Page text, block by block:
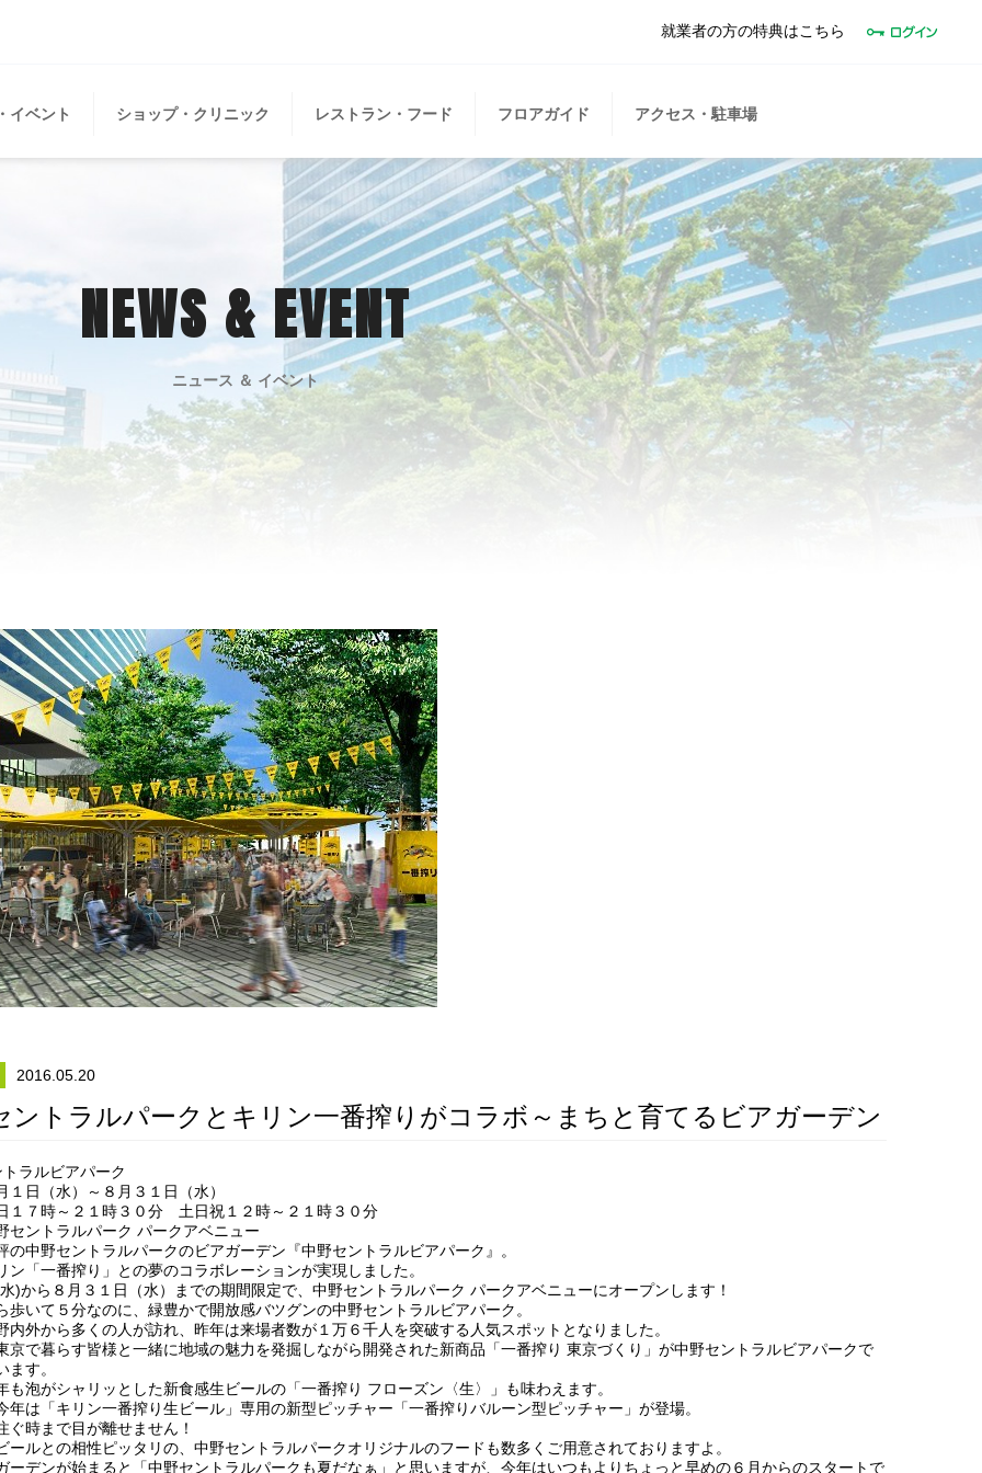
就業者の方の特典はこちら
イベント ショップ・クリニック レストラン・フード フロアガイド アクセス・駐車場
NEWS & EVENT
ニュース ＆ イベント
2016.05.20
ントラルパークとキリン一番搾りがコラボ～まちと育てるビアガーデン
ラルビアパーク
１日（水）～８月３１日（水）
１７時～２１時３０分 土日祝１２時～２１時３０分
セントラルパーク パークアベニュー
の中野セントラルパークのビアガーデン『中野セントラルビアパーク』。
ン「一番搾り」との夢のコラボレーションが実現しました。
)から８月３１日（水）までの期間限定で、中野セントラルパーク パークアベニューにオープンします！
歩いて５分なのに、緑豊かで開放感バツグンの中野セントラルビアパーク。
内外から多くの人が訪れ、昨年は来場者数が１万６千人を突破する人気スポットとなりました。
京で暮らす皆様と一緒に地域の魅力を発掘しながら開発された新商品「一番搾り 東京づくり」が中野セントラルビアパークで
ます。
も泡がシャリッとした新食感生ビールの「一番搾り フローズン〈生〉」も味わえます。
年は「キリン一番搾り生ビール」専用の新型ピッチャー「一番搾りバルーン型ピッチャー」が登場。
ぐ時まで目が離せません！
ールとの相性ピッタリの、中野セントラルパークオリジナルのフードも数多くご用意されておりますよ。
ーデンが始まると「中野セントラルパークも夏だなぁ」と思いますが、今年はいつもよりちょっと早めの６月からのスタートで